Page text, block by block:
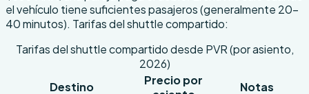
el vehículo tiene suficientes pasajeros (generalmente 20–
40 minutos). Tarifas del shuttle compartido:
Tarifas del shuttle compartido desde PVR (por asiento,
2026)
Destino
Precio por
Notas